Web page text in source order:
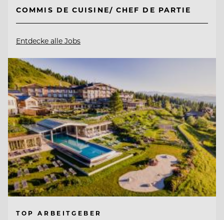
COMMIS DE CUISINE/ CHEF DE PARTIE
Entdecke alle Jobs
TOP ARBEITGEBER